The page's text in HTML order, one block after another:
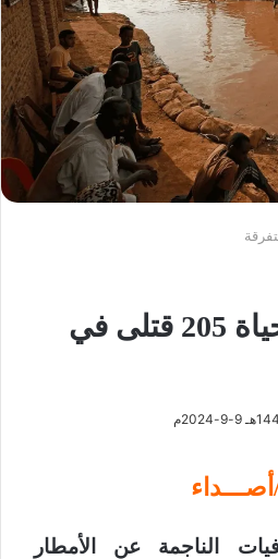
السيول تُودي بحياة 205 قتلى في
الناجمة عن الأمطار